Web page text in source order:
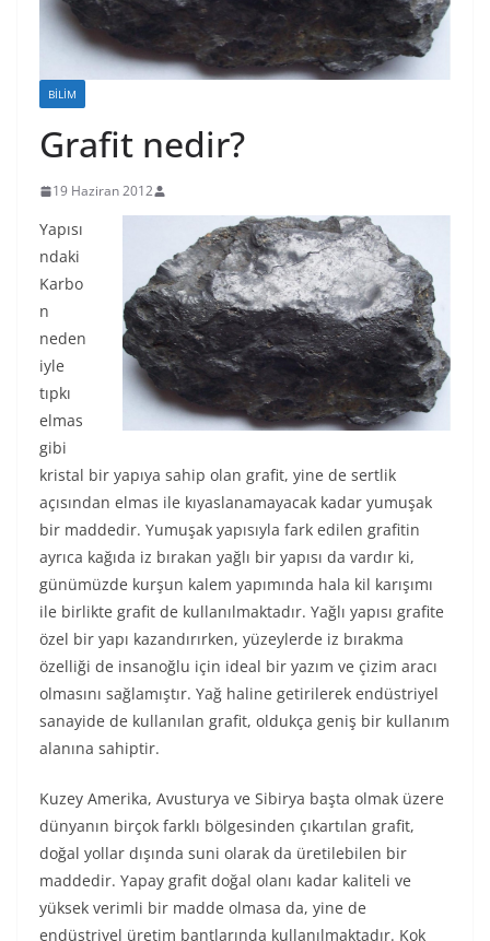
BILIM
Grafit nedir?
19 Haziran 2012
Yapısı
ndaki
Karbo
n
neden
iyle
tıpkı
elmas
gibi
kristal bir yapıya sahip olan grafit, yine de sertlik
açısından elmas ile kıyaslanamayacak kadar yumuşak
bir maddedir. Yumuşak yapısıyla fark edilen grafitin
ayrıca kağıda iz bırakan yağlı bir yapısı da vardır ki,
günümüzde kurşun kalem yapımında hala kil karışımı
ile birlikte grafit de kullanılmaktadır. Yağlı yapısı grafite
özel bir yapı kazandırırken, yüzeylerde iz bırakma
özelliği de insanoğlu için ideal bir yazım ve çizim aracı
olmasını sağlamıştır. Yağ haline getirilerek endüstriyel
sanayide de kullanılan grafit, oldukça geniş bir kullanım
alanına sahiptir.
Kuzey Amerika, Avusturya ve Sibirya başta olmak üzere
dünyanın birçok farklı bölgesinden çıkartılan grafit,
doğal yollar dışında suni olarak da üretilebilen bir
maddedir. Yapay grafit doğal olanı kadar kaliteli ve
yüksek verimli bir madde olmasa da, yine de
endüstriyel üretim bantlarında kullanılmaktadır. Kok